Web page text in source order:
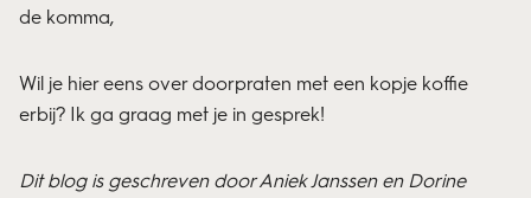
de komma,
Wil je hier eens over doorpraten met een kopje koffie
erbij? Ik ga graag met je in gesprek!
Dit blog is geschreven door Aniek Janssen en Dorine